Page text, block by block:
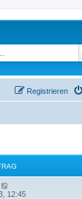
Registrieren
e
12:45